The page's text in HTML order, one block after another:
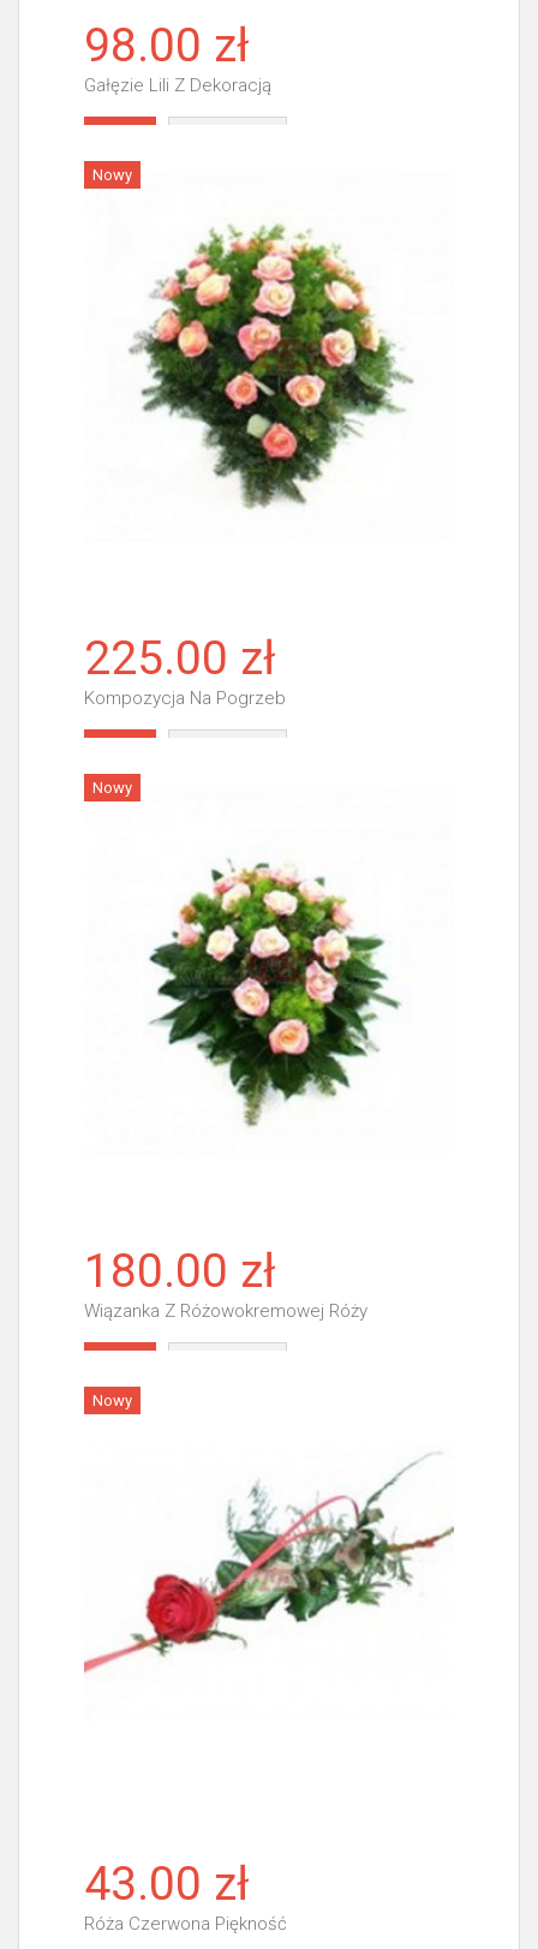
98.00 zł
Gałęzie Lili Z Dekoracją
Nowy
225.00 zł
Kompozycja Na Pogrzeb
Nowy
180.00 zł
Wiązanka Z Różowokremowej Róży
Nowy
43.00 zł
Róża Czerwona Piękność